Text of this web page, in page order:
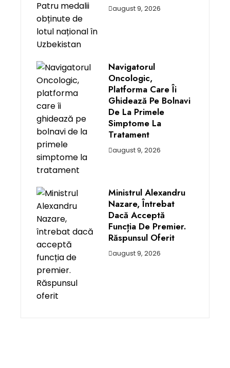
august 9, 2026
Navigatorul
Oncologic,
Platforma Care Îi
Ghidează Pe Bolnavi
De La Primele
Simptome La
Tratament
august 9, 2026
Ministrul Alexandru
Nazare, Întrebat
Dacă Acceptă
Funcția De Premier.
Răspunsul Oferit
august 9, 2026